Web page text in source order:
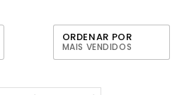
ORDENAR POR
MAIS VENDIDOS